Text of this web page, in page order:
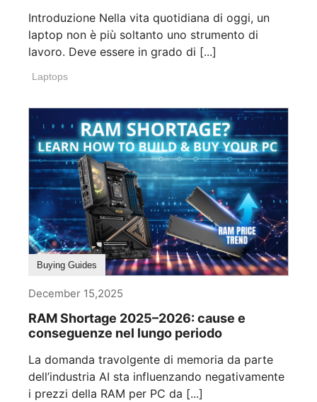
Introduzione Nella vita quotidiana di oggi, un
laptop non è più soltanto uno strumento di
lavoro. Deve essere in grado di [...]
Laptops
Buying Guides
December 15,2025
RAM Shortage 2025–2026: cause e
conseguenze nel lungo periodo
La domanda travolgente di memoria da parte
dell’industria AI sta influenzando negativamente
i prezzi della RAM per PC da [...]